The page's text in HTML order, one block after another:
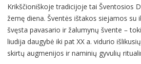
Krikščioniškoje tradicijoje tai Šventosios
žemę diena. Šventės ištakos siejamos su
švęsta pavasario ir žalumynų švente –
liudija daugybė iki pat XX a. vidurio
skirtų augmenijos ir naminių gyvulių